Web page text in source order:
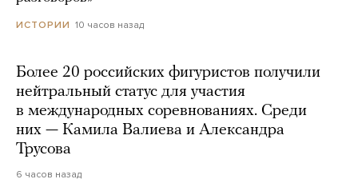
ИСТОРИИ 10 часов назад
Более 20 российских фигуристов получили
нейтральный статус для участия
в международных соревнованиях. Среди
них — Камила Валиева и Александра
Трусова
6 часов назад